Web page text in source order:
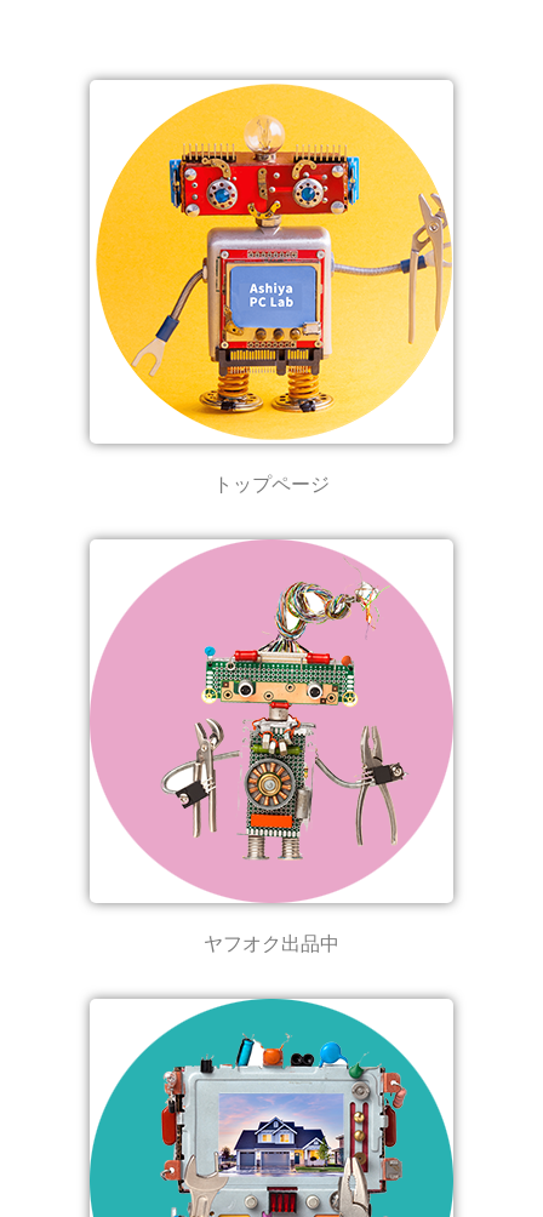
トップページ
ヤフオク出品中